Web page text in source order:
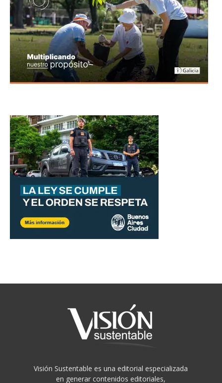
Visión Sustentable es una editorial especializada
en generar contenidos editoriales,